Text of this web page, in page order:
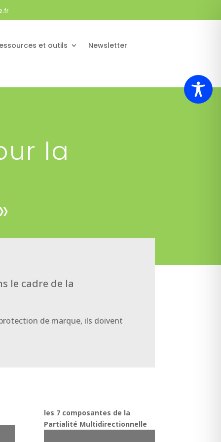
et outils Newsletter
la
le cadre de la
de marque, ils doivent
les 7 composantes de la
Partialité Multidirectionnelle